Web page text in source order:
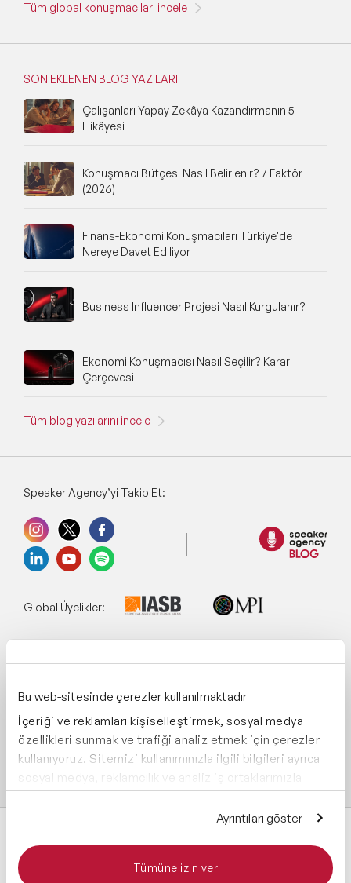
Bu web-sitesinde çerezler kullanılmaktadır
İçeriği ve reklamları kişiselleştirmek, sosyal medya
özellikleri sunmak ve trafiği analiz etmek için çerezler
kullanıyoruz. Sitemizi kullanımınızla ilgili bilgileri ayrıca
sosyal medya, reklamcılık ve analiz iş ortaklarımızla
paylaşabiliriz. İş ortaklarımız, bu bilgileri kendilerine
sağladığınız veya hizmetlerini kullanırken topladıkları
Ayrıntıları göster
Tümüne izin ver
Tüm global konuşmacıları incele
SON EKLENEN BLOG YAZILARI
Çalışanları Yapay Zekâya Kazandırmanın 5
Hikâyesi
Konuşmacı Bütçesi Nasıl Belirlenir? 7 Faktör
(2026)
Finans-Ekonomi Konuşmacıları Türkiye'de
Nereye Davet Ediliyor
Business Influencer Projesi Nasıl Kurgulanır?
Ekonomi Konuşmacısı Nasıl Seçilir? Karar
Çerçevesi
Tüm blog yazılarını incele
Speaker Agency’yi Takip Et:
Global Üyelikler:
Destekliyoruz: